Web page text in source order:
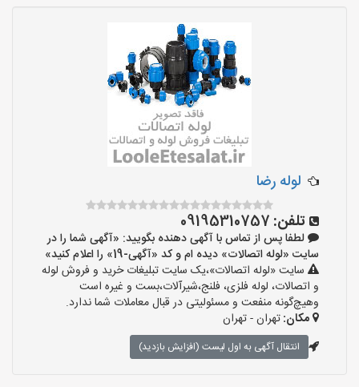
لوله رضا
تلفن: 09195310757
لطفا پس از تماس با آگهی دهنده بگویید: «آگهی شما را در
سایت «لوله اتصالات» دیده ام و کد «آگهی-19» را اعلام کنید»
سایت «لوله اتصالات»،یک سایت تبلیغات خرید و فروش لوله
و اتصالات، لوله فلزی، فلنج،شیرآلات،بست و غیره است
وهیچ‌گونه منفعت و مسئولیتی در قبال معاملات شما ندارد.
مکان:تهران - تهران
انتقال آگهی به اول لیست (افزایش بازدید)